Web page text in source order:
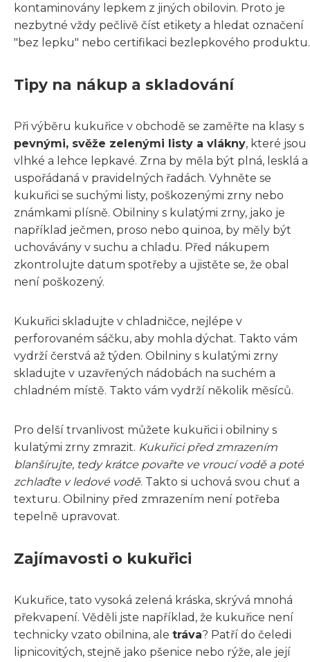
kontaminovány lepkem z jiných obilovin. Proto je
nezbytné vždy pečlivě číst etikety a hledat označení
"bez lepku" nebo certifikaci bezlepkového produktu.
Tipy na nákup a skladování
Při výběru kukuřice v obchodě se zaměřte na klasy s
pevnými, svěže zelenými listy a vlákny, které jsou
vlhké a lehce lepkavé. Zrna by měla být plná, lesklá a
uspořádaná v pravidelných řadách. Vyhněte se
kukuřici se suchými listy, poškozenými zrny nebo
známkami plísně. Obilniny s kulatými zrny, jako je
například ječmen, proso nebo quinoa, by měly být
uchovávány v suchu a chladu. Před nákupem
zkontrolujte datum spotřeby a ujistěte se, že obal
není poškozený.
Kukuřici skladujte v chladničce, nejlépe v
perforovaném sáčku, aby mohla dýchat. Takto vám
vydrží čerstvá až týden. Obilniny s kulatými zrny
skladujte v uzavřených nádobách na suchém a
chladném místě. Takto vám vydrží několik měsíců.
Pro delší trvanlivost můžete kukuřici i obilniny s
kulatými zrny zmrazit. Kukuřici před zmrazením
blanšírujte, tedy krátce povařte ve vroucí vodě a poté
zchlaďte v ledové vodě. Takto si uchová svou chuť a
texturu. Obilniny před zmrazením není potřeba
tepelně upravovat.
Zajímavosti o kukuřici
Kukuřice, tato vysoká zelená kráska, skrývá mnohá
překvapení. Věděli jste například, že kukuřice není
technicky vzato obilnina, ale tráva? Patří do čeledi
lipnicovitých, stejně jako pšenice nebo rýže, ale její